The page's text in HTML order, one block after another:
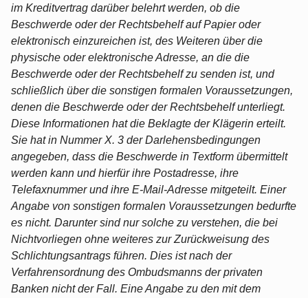
im Kreditvertrag darüber belehrt werden, ob die
Beschwerde oder der Rechtsbehelf auf Papier oder
elektronisch einzureichen ist, des Weiteren über die
physische oder elektronische Adresse, an die die
Beschwerde oder der Rechtsbehelf zu senden ist, und
schließlich über die sonstigen formalen Voraussetzungen,
denen die Beschwerde oder der Rechtsbehelf unterliegt.
Diese Informationen hat die Beklagte der Klägerin erteilt.
Sie hat in Nummer X. 3 der Darlehensbedingungen
angegeben, dass die Beschwerde in Textform übermittelt
werden kann und hierfür ihre Postadresse, ihre
Telefaxnummer und ihre E-Mail-Adresse mitgeteilt. Einer
Angabe von sonstigen formalen Voraussetzungen bedurfte
es nicht. Darunter sind nur solche zu verstehen, die bei
Nichtvorliegen ohne weiteres zur Zurückweisung des
Schlichtungsantrags führen. Dies ist nach der
Verfahrensordnung des Ombudsmanns der privaten
Banken nicht der Fall. Eine Angabe zu den mit dem